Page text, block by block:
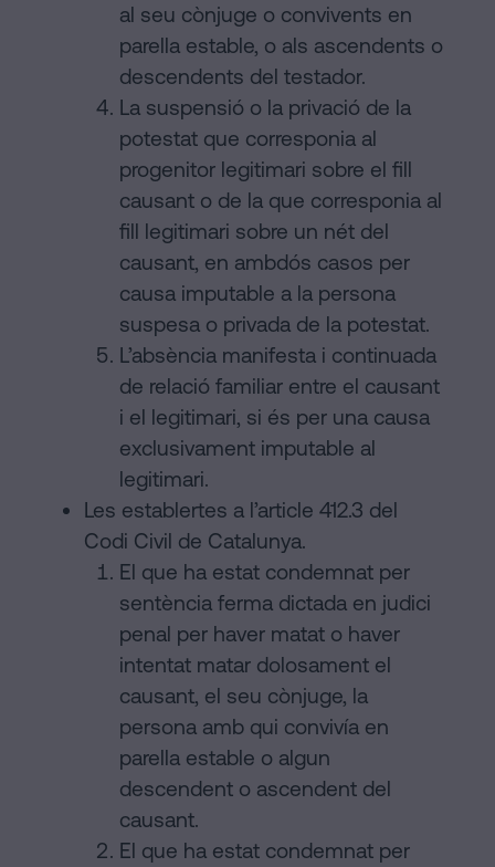
al seu cònjuge o convivents en
parella estable, o als ascendents o
descendents del testador.
La suspensió o la privació de la
potestat que corresponia al
progenitor legitimari sobre el fill
causant o de la que corresponia al
fill legitimari sobre un nét del
causant, en ambdós casos per
causa imputable a la persona
suspesa o privada de la potestat.
L’absència manifesta i continuada
de relació familiar entre el causant
i el legitimari, si és per una causa
exclusivament imputable al
legitimari.
Les establertes a l’article 412.3 del
Codi Civil de Catalunya.
El que ha estat condemnat per
sentència ferma dictada en judici
penal per haver matat o haver
intentat matar dolosament el
causant, el seu cònjuge, la
persona amb qui convivía en
parella estable o algun
descendent o ascendent del
causant.
El que ha estat condemnat per